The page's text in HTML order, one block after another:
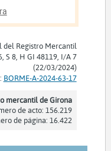
del Registro Mercantil
S 8, H GI 48119, I/A 7
(22/03/2024)
BORME-A-2024-63-17
mercantil de Girona
de acto: 156.219
de página: 16.422